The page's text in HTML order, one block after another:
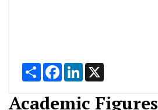
Share FacebookLinkedIn
Academic Figures